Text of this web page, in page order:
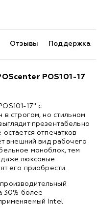
Отзывы Поддержка
POS101-17
17" с
строгом, но стильном
презентабельно
отпечатков
внешний вид рабочего
моноблок, тем
люксовые
его приобрести.
30% более
Intel